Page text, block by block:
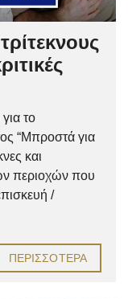
το
“Μπροστά για
και
περιοχών που
/
ΠΕΡΙΣΣΌΤΕΡΑ